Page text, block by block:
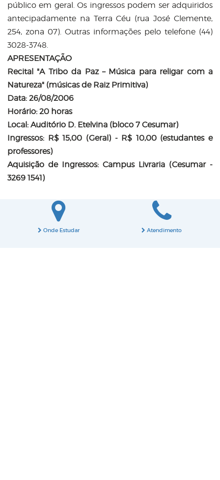
público em geral. Os ingressos podem ser adquiridos
antecipadamente na Terra Céu (rua José Clemente,
254, zona 07). Outras informações pelo telefone (44)
3028-3748.
APRESENTAÇÃO
Recital "A Tribo da Paz – Música para religar com a
Natureza" (músicas de Raiz Primitiva)
Data: 26/08/2006
Horário: 20 horas
Local: Auditório D. Etelvina (bloco 7 Cesumar)
Ingressos: R$ 15,00 (Geral) - R$ 10,00 (estudantes e
professores)
Aquisição de Ingressos: Campus Livraria (Cesumar -
3269 1541)
Onde Estudar Atendimento